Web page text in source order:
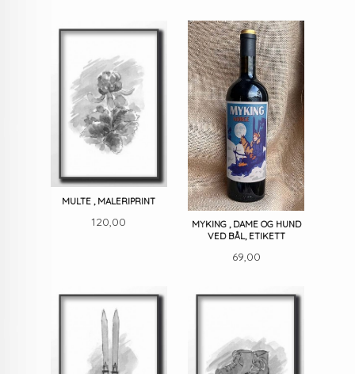
MULTE , MALERIPRINT
Pris
120,00
MYKING , DAME OG HUND
VED BÅL, ETIKETT
Pris
69,00